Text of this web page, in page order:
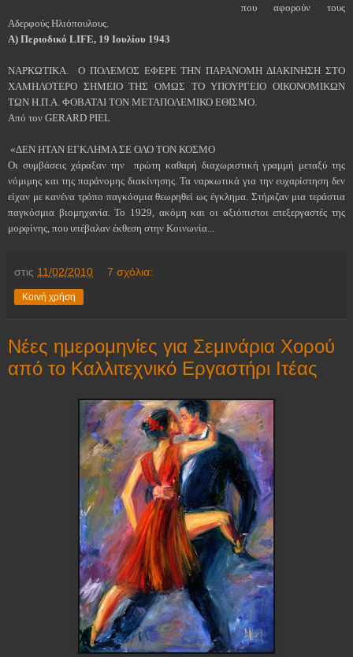
που αφορούν τους
Αδερφούς Ηλιόπουλους.
Α) Περιοδικό LIFE, 19 Ιουλίου 1943
ΝΑΡΚΩΤΙΚΑ. Ο ΠΟΛΕΜΟΣ ΕΦΕΡΕ ΤΗΝ ΠΑΡΑΝΟΜΗ ΔΙΑΚΙΝΗΣΗ ΣΤΟ
ΧΑΜΗΛΟΤΕΡΟ ΣΗΜΕΙΟ ΤΗΣ ΟΜΩΣ ΤΟ ΥΠΟΥΡΓΕΙΟ ΟΙΚΟΝΟΜΙΚΩΝ
ΤΩΝ Η.Π.Α. ΦΟΒΑΤΑΙ ΤΟΝ ΜΕΤΑΠΟΛΕΜΙΚΟ ΕΘΙΣΜΟ.
Από τον GERARD PIEL
«ΔΕΝ ΗΤΑΝ ΕΓΚΛΗΜΑ ΣΕ ΟΛΟ ΤΟΝ ΚΟΣΜΟ
Οι συμβάσεις χάραξαν την πρώτη καθαρή διαχωριστική γραμμή μεταξύ της
νόμιμης και της παράνομης διακίνησης. Τα ναρκωτικά για την ευχαρίστηση δεν
είχαν με κανένα τρόπο παγκόσμια θεωρηθεί ως έγκλημα. Στήριζαν μια τεράστια
παγκόσμια βιομηχανία. Το 1929, ακόμη και οι αξιόπιστοι επεξεργαστές της
μορφίνης, που υπέβαλαν έκθεση στην Κοινωνία...
στις 11/02/2010 7 σχόλια:
Κοινή χρήση
Νέες ημερομηνίες για Σεμινάρια Χορού
από το Καλλιτεχνικό Εργαστήρι Ιτέας